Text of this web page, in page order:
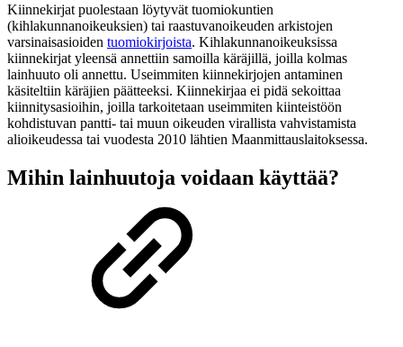
Kiinnekirjat puolestaan löytyvät tuomiokuntien
(kihlakunnanoikeuksien) tai raastuvanoikeuden arkistojen
varsinaisasioiden tuomiokirjoista. Kihlakunnanoikeuksissa
kiinnekirjat yleensä annettiin samoilla käräjillä, joilla kolmas
lainhuuto oli annettu. Useimmiten kiinnekirjojen antaminen
käsiteltiin käräjien päätteeksi. Kiinnekirjaa ei pidä sekoittaa
kiinnitysasioihin, joilla tarkoitetaan useimmiten kiinteistöön
kohdistuvan pantti- tai muun oikeuden virallista vahvistamista
alioikeudessa tai vuodesta 2010 lähtien Maanmittauslaitoksessa.
Mihin lainhuutoja voidaan käyttää?